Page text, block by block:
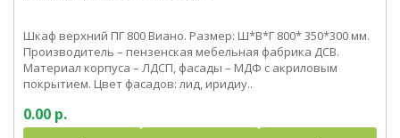
Шкаф верхний ПГ 800 Виано. Размер: Ш*В*Г 800* 350*300 мм.
Производитель – пензенская мебельная фабрика ДСВ.
Материал корпуса – ЛДСП, фасады – МДФ с акриловым
покрытием. Цвет фасадов: лид, иридиу..
0.00 р.